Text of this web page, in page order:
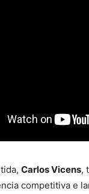
Carlos Vicens,
competitiva e